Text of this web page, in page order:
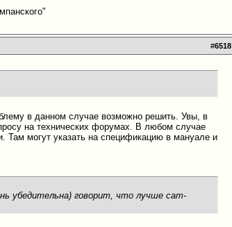
#6518
в данном случае возможно решить. Увы, в
на технических форумах. В любом случае
Там могут указать на спецификацию в мануале и
убедительна) говорит, что лучше cam-